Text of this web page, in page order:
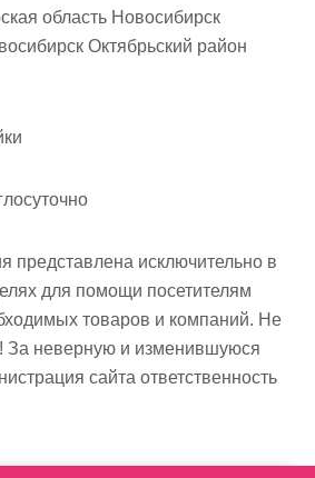
область Новосибирск
Октябрьский район
представлена исключительно в
для помощи посетителям
товаров и компаний. Не
За неверную и изменившуюся
сайта ответственность